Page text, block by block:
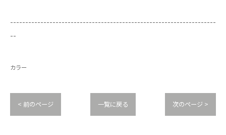
--------------------------------------------------------------------
--
カラー
< 前のページ 一覧に戻る 次のページ >